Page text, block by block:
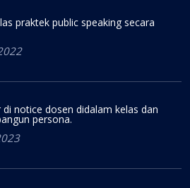
praktek public speaking secara
di notice dosen didalam kelas dan
persona.